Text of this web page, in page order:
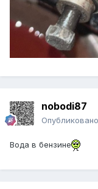
nobodi87
Опубликовано
Вода в бензине